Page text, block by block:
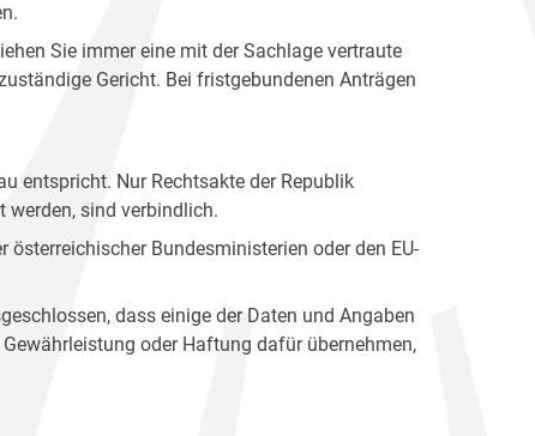
Sie immer eine mit der Sachlage vertraute
Gericht. Bei fristgebundenen Anträgen
entspricht. Nur Rechtsakte der Republik
werden, sind verbindlich.
Bundesministerien oder den EU-
dass einige der Daten und Angaben
oder Haftung dafür übernehmen,